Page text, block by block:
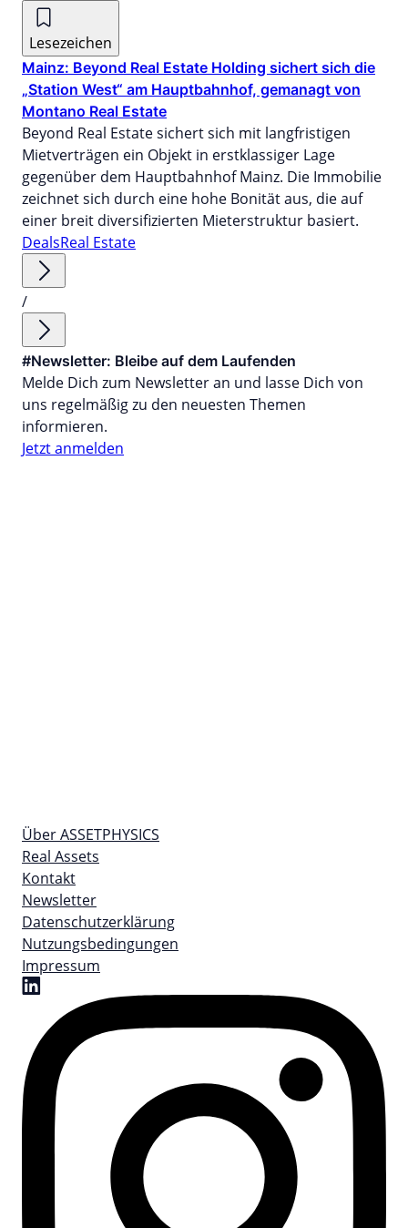
Lesezeichen
Mainz: Beyond Real Estate Holding sichert sich die
„Station West“ am Hauptbahnhof, gemanagt von
Montano Real Estate
Beyond Real Estate sichert sich mit langfristigen
Mietverträgen ein Objekt in erstklassiger Lage
gegenüber dem Hauptbahnhof Mainz. Die Immobilie
zeichnet sich durch eine hohe Bonität aus, die auf
einer breit diversifizierten Mieterstruktur basiert.
DealsReal Estate
/
#Newsletter: Bleibe auf dem Laufenden
Melde Dich zum Newsletter an und lasse Dich von
uns regelmäßig zu den neuesten Themen
informieren.
Jetzt anmelden
Über ASSETPHYSICS
Real Assets
Kontakt
Newsletter
Datenschutzerklärung
Nutzungsbedingungen
Impressum